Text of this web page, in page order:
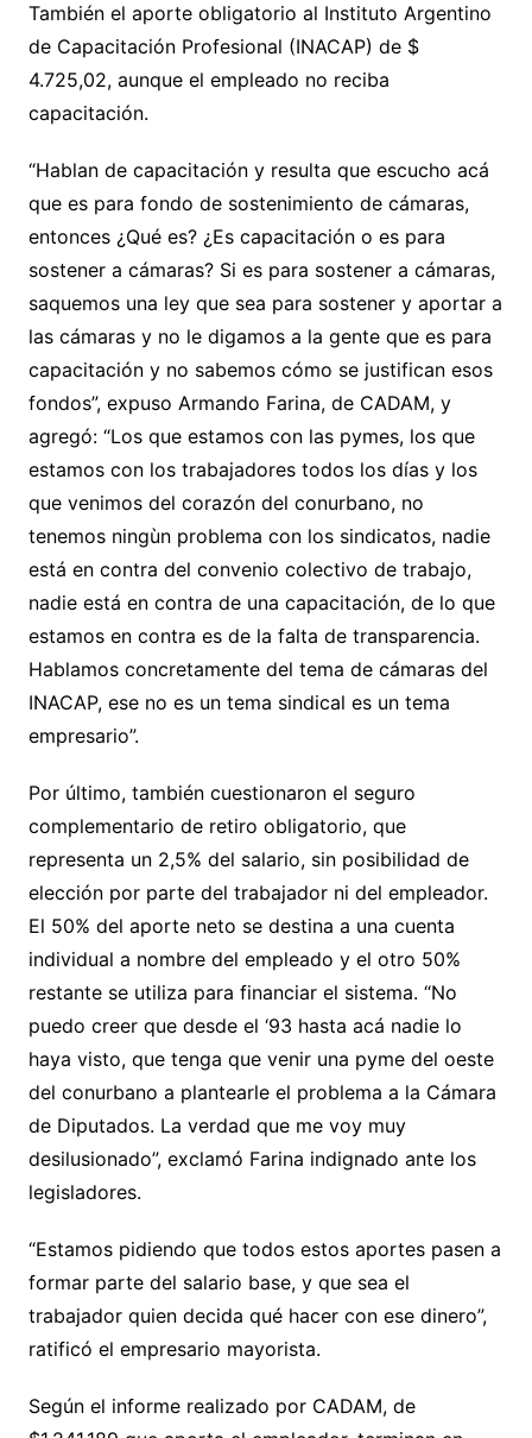
También el aporte obligatorio al Instituto Argentino
de Capacitación Profesional (INACAP) de $
4.725,02, aunque el empleado no reciba
capacitación.
“Hablan de capacitación y resulta que escucho acá
que es para fondo de sostenimiento de cámaras,
entonces ¿Qué es? ¿Es capacitación o es para
sostener a cámaras? Si es para sostener a cámaras,
saquemos una ley que sea para sostener y aportar a
las cámaras y no le digamos a la gente que es para
capacitación y no sabemos cómo se justifican esos
fondos”, expuso Armando Farina, de CADAM, y
agregó: “Los que estamos con las pymes, los que
estamos con los trabajadores todos los días y los
que venimos del corazón del conurbano, no
tenemos ningùn problema con los sindicatos, nadie
está en contra del convenio colectivo de trabajo,
nadie está en contra de una capacitación, de lo que
estamos en contra es de la falta de transparencia.
Hablamos concretamente del tema de cámaras del
INACAP, ese no es un tema sindical es un tema
empresario”.
Por último, también cuestionaron el seguro
complementario de retiro obligatorio, que
representa un 2,5% del salario, sin posibilidad de
elección por parte del trabajador ni del empleador.
El 50% del aporte neto se destina a una cuenta
individual a nombre del empleado y el otro 50%
restante se utiliza para financiar el sistema. “No
puedo creer que desde el ‘93 hasta acá nadie lo
haya visto, que tenga que venir una pyme del oeste
del conurbano a plantearle el problema a la Cámara
de Diputados. La verdad que me voy muy
desilusionado”, exclamó Farina indignado ante los
legisladores.
“Estamos pidiendo que todos estos aportes pasen a
formar parte del salario base, y que sea el
trabajador quien decida qué hacer con ese dinero”,
ratificó el empresario mayorista.
Según el informe realizado por CADAM, de